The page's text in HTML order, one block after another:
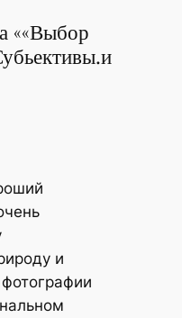
««Выбор
и